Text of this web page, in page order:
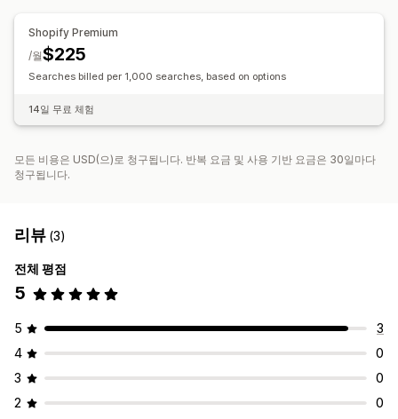
검색 및 필터
보고서 검색 분석
Shopify Premium
$225
/월
Searches billed per 1,000 searches, based on options
14일 무료 체험
모든 비용은 USD(으)로 청구됩니다. 반복 요금 및 사용 기반 요금은 30일마다
청구됩니다.
리뷰 (3)
전체 평점
5
5
3
4
0
3
0
2
0